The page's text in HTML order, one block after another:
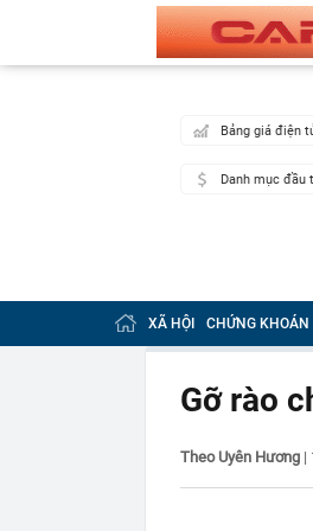
Bảng giá điện
Danh mục đầu
XÃ HỘI CHỨNG KHOÁN
Gỡ rào
Theo Uyên Hương |